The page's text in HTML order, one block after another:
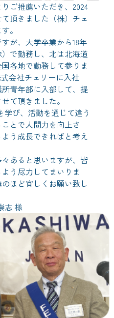
ご推薦いただき、2024
頂きました（株）チェ
。
が、大学卒業から18年
で勤務し、北は北海道
各地で勤務して参りま
会社チェリーに入社
青年部に入部して、提
て頂きました。
び、活動を通じて違う
とで人間力を向上さ
う成長できればと考え
あると思いますが、皆
う尽力してまいりま
ほど宜しくお願い致し
志 様